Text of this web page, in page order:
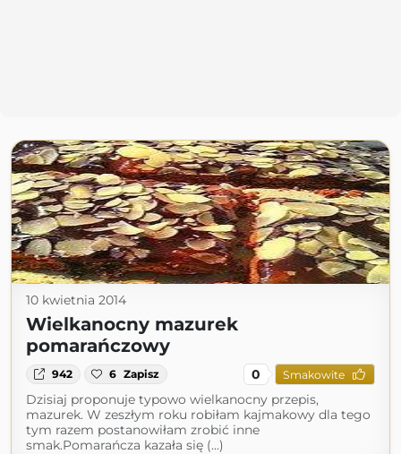
10 kwietnia 2014
Wielkanocny mazurek
pomarańczowy
942 6 Zapisz 0 Smakowite
Dzisiaj proponuje typowo wielkanocny przepis,
mazurek. W zeszłym roku robiłam kajmakowy dla tego
tym razem postanowiłam zrobić inne
smak.Pomarańcza kazała się (...)